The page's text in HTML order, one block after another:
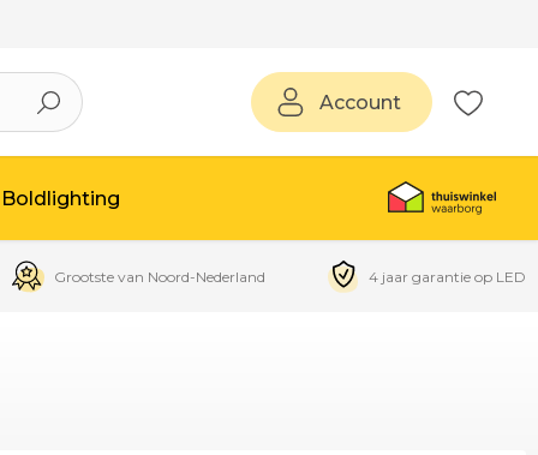
Account
Boldlighting
Grootste van Noord-Nederland 4 jaar garantie op LED